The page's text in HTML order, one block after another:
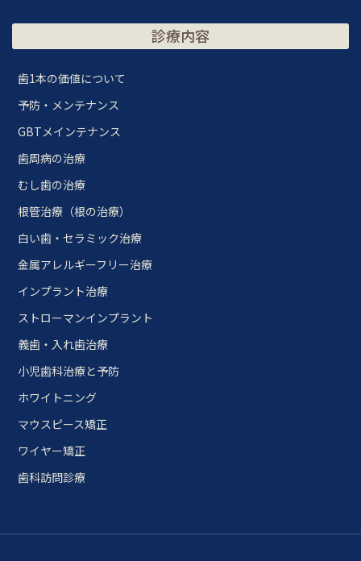
診療内容
歯1本の価値について
予防・メンテナンス
GBTメインテナンス
歯周病の治療
むし歯の治療
根管治療（根の治療）
白い歯・セラミック治療
金属アレルギーフリー治療
インプラント治療
ストローマンインプラント
義歯・入れ歯治療
小児歯科治療と予防
ホワイトニング
マウスピース矯正
ワイヤー矯正
歯科訪問診療